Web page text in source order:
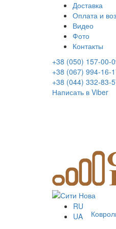
Доставка
Оплата и
Видео
Фото
Контакты
+38 (050) 157-00-
+38 (067) 994-16-
+38 (044) 332-83-
Написать в Viber
RU
UA